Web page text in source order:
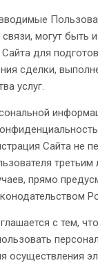
могут быть
для
сделки,
услуг.
Сайта не
третьим
прямо
с тем,
осуществления